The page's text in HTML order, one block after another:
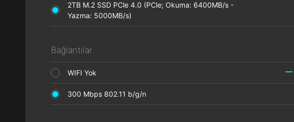
2TB M.2 SSD PCle 4.0 (PCle; Okuma: 6400MB/s -
Yazma: 5000MB/s)
Bağlantılar
WIFI Yok
300 Mbps 802.11 b/g/n